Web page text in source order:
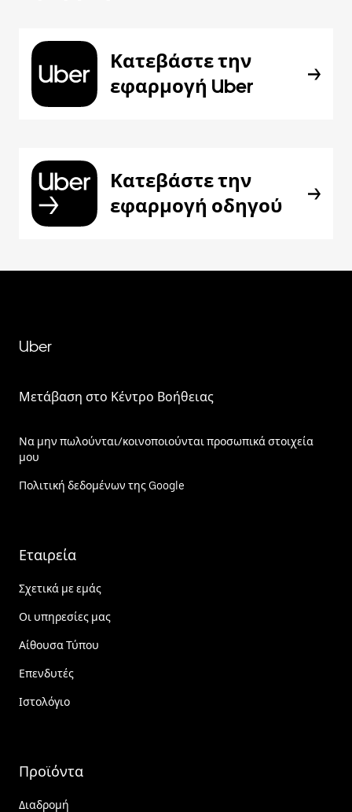
Κατεβάστε την
εφαρμογή Uber
Κατεβάστε την
εφαρμογή οδηγού
Uber
Μετάβαση στο Κέντρο Βοήθειας
Να μην πωλούνται/κοινοποιούνται προσωπικά στοιχεία
μου
Πολιτική δεδομένων της Google
Εταιρεία
Σχετικά με εμάς
Οι υπηρεσίες μας
Αίθουσα Τύπου
Επενδυτές
Ιστολόγιο
Προϊόντα
Διαδρομή